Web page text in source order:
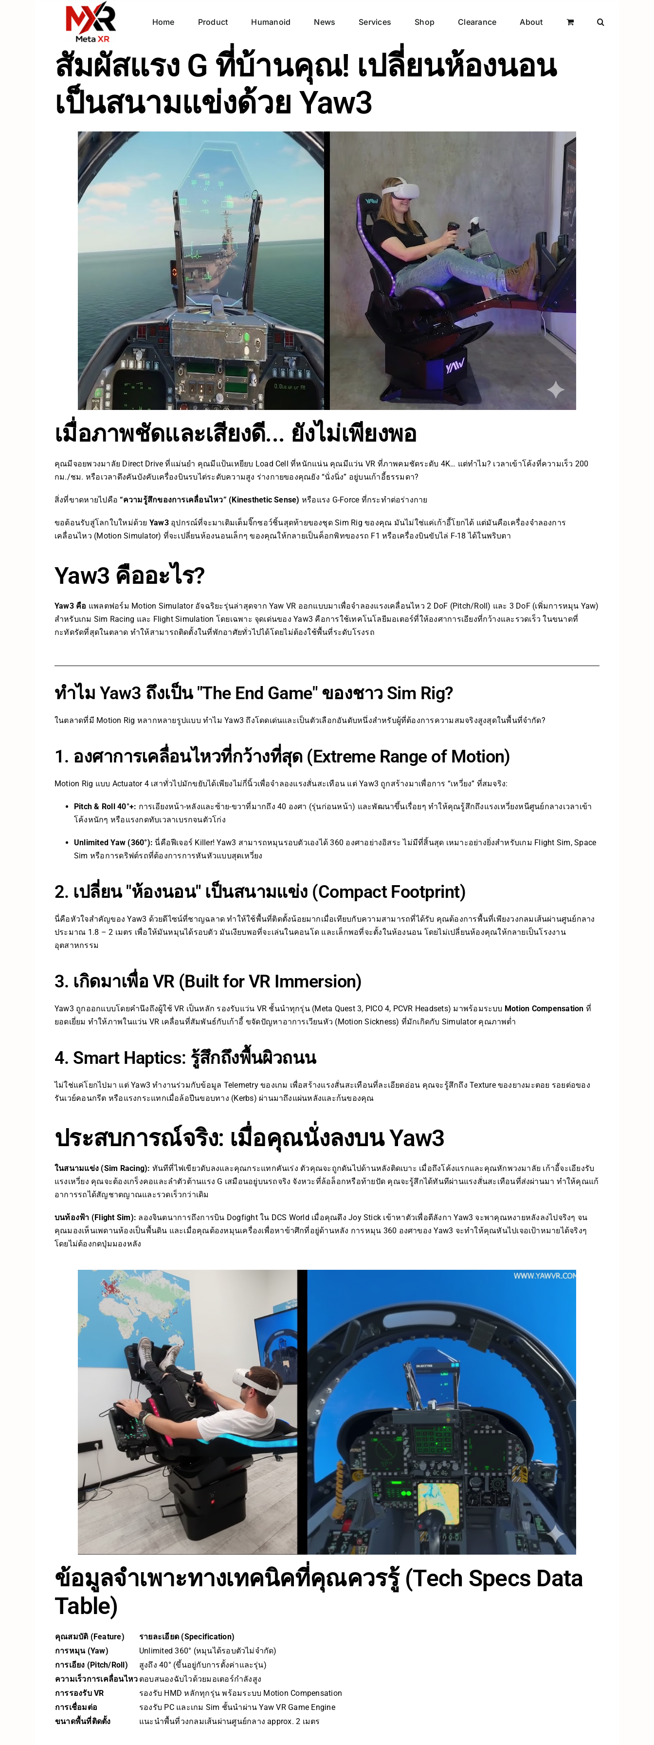
Home Product Humanoid News Services Shop Clearance About
สัมผัสแรง G ที่บ้านคุณ! เปลี่ยนห้องนอน
เป็นสนามแข่งด้วย Yaw3
เมื่อภาพชัดและเสียงดี... ยังไม่เพียงพอ
คุณมีจอยพวงมาลัย Direct Drive ที่แม่นยำ คุณมีแป้นเหยียบ Load Cell ที่หนักแน่น คุณมีแว่น VR ที่ภาพคมชัดระดับ 4K… แต่ทำไม? เวลาเข้าโค้งที่ความเร็ว 200
กม./ชม. หรือเวลาดึงคันบังคับเครื่องบินรบไต่ระดับความสูง ร่างกายของคุณยัง “นั่งนิ่ง” อยู่บนเก้าอี้ธรรมดา?
สิ่งที่ขาดหายไปคือ“ความรู้สึกของการเคลื่อนไหว” (Kinesthetic Sense) หรือแรง G-Force ที่กระทำต่อร่างกาย
ขอต้อนรับสู่โลกใบใหม่ด้วย Yaw3อุปกรณ์ที่จะมาเติมเต็มจิ๊กซอว์ชิ้นสุดท้ายของชุด Sim Rig ของคุณ มันไม่ใช่แค่เก้าอี้โยกได้ แต่มันคือเครื่องจำลองการ
เคลื่อนไหว (Motion Simulator) ที่จะเปลี่ยนห้องนอนเล็กๆ ของคุณให้กลายเป็นค็อกพิทของรถ F1 หรือเครื่องบินขับไล่ F-18 ได้ในพริบตา
Yaw3 คืออะไร?
Yaw3 คือ แพลตฟอร์ม Motion Simulator อัจฉริยะรุ่นล่าสุดจาก Yaw VR ออกแบบมาเพื่อจำลองแรงเคลื่อนไหว 2 DoF (Pitch/Roll) และ 3 DoF (เพิ่มการหมุน Yaw)
สำหรับเกม Sim Racing และ Flight Simulation โดยเฉพาะ จุดเด่นของ Yaw3 คือการใช้เทคโนโลยีมอเตอร์ที่ให้องศาการเอียงที่กว้างและรวดเร็ว ในขนาดที่
กะทัดรัดที่สุดในตลาด ทำให้สามารถติดตั้งในที่พักอาศัยทั่วไปได้โดยไม่ต้องใช้พื้นที่ระดับโรงรถ
ทำไม Yaw3 ถึงเป็น "The End Game" ของชาว Sim Rig?
ในตลาดที่มี Motion Rig หลากหลายรูปแบบ ทำไม Yaw3 ถึงโดดเด่นและเป็นตัวเลือกอันดับหนึ่งสำหรับผู้ที่ต้องการความสมจริงสูงสุดในพื้นที่จำกัด?
1. องศาการเคลื่อนไหวที่กว้างที่สุด (Extreme Range of Motion)
Motion Rig แบบ Actuator 4 เสาทั่วไปมักขยับได้เพียงไม่กี่นิ้วเพื่อจำลองแรงสั่นสะเทือน แต่ Yaw3 ถูกสร้างมาเพื่อการ “เหวี่ยง” ที่สมจริง:
Pitch & Roll 40°+: การเอียงหน้า-หลังและซ้าย-ขวาที่มากถึง 40 องศา (รุ่นก่อนหน้า) และพัฒนาขึ้นเรื่อยๆ ทำให้คุณรู้สึกถึงแรงเหวี่ยงหนีศูนย์กลางเวลาเข้า
โค้งหนักๆ หรือแรงกดทับเวลาเบรกจนตัวโก่ง
Unlimited Yaw (360°): นี่คือฟีเจอร์ Killer! Yaw3 สามารถหมุนรอบตัวเองได้ 360 องศาอย่างอิสระ ไม่มีที่สิ้นสุด เหมาะอย่างยิ่งสำหรับเกม Flight Sim, Space
Sim หรือการดริฟต์รถที่ต้องการการหันหัวแบบสุดเหวี่ยง
2. เปลี่ยน "ห้องนอน" เป็นสนามแข่ง (Compact Footprint)
นี่คือหัวใจสำคัญของ Yaw3 ด้วยดีไซน์ที่ชาญฉลาด ทำให้ใช้พื้นที่ติดตั้งน้อยมากเมื่อเทียบกับความสามารถที่ได้รับ คุณต้องการพื้นที่เพียงวงกลมเส้นผ่านศูนย์กลาง
ประมาณ 1.8 – 2 เมตร เพื่อให้มันหมุนได้รอบตัว มันเงียบพอที่จะเล่นในคอนโด และเล็กพอที่จะตั้งในห้องนอน โดยไม่เปลี่ยนห้องคุณให้กลายเป็นโรงงาน
อุตสาหกรรม
3. เกิดมาเพื่อ VR (Built for VR Immersion)
Yaw3 ถูกออกแบบโดยคำนึงถึงผู้ใช้ VR เป็นหลัก รองรับแว่น VR ชั้นนำทุกรุ่น (Meta Quest 3, PICO 4, PCVR Headsets) มาพร้อมระบบ Motion Compensation ที่
ยอดเยี่ยม ทำให้ภาพในแว่น VR เคลื่อนที่สัมพันธ์กับเก้าอี้ ขจัดปัญหาอาการเวียนหัว (Motion Sickness) ที่มักเกิดกับ Simulator คุณภาพต่ำ
4. Smart Haptics: รู้สึกถึงพื้นผิวถนน
ไม่ใช่แค่โยกไปมา แต่ Yaw3 ทำงานร่วมกับข้อมูล Telemetry ของเกม เพื่อสร้างแรงสั่นสะเทือนที่ละเอียดอ่อน คุณจะรู้สึกถึง Texture ของยางมะตอย รอยต่อของ
รันเวย์คอนกรีต หรือแรงกระแทกเมื่อล้อปีนขอบทาง (Kerbs) ผ่านมาถึงแผ่นหลังและก้นของคุณ
ประสบการณ์จริง: เมื่อคุณนั่งลงบน Yaw3
ในสนามแข่ง (Sim Racing): ทันทีที่ไฟเขียวดับลงและคุณกระแทกคันเร่ง ตัวคุณจะถูกดันไปด้านหลังติดเบาะ เมื่อถึงโค้งแรกและคุณหักพวงมาลัย เก้าอี้จะเอียงรับ
แรงเหวี่ยง คุณจะต้องเกร็งคอและลำตัวต้านแรง G เสมือนอยู่บนรถจริง จังหวะที่ล้อล็อกหรือท้ายปัด คุณจะรู้สึกได้ทันทีผ่านแรงสั่นสะเทือนที่ส่งผ่านมา ทำให้คุณแก้
อาการรถได้สัญชาตญาณและรวดเร็วกว่าเดิม
บนท้องฟ้า (Flight Sim): ลองจินตนาการถึงการบิน Dogfight ใน DCS World เมื่อคุณดึง Joy Stick เข้าหาตัวเพื่อตีลังกา Yaw3 จะพาคุณหงายหลังลงไปจริงๆ จน
คุณมองเห็นเพดานห้องเป็นพื้นดิน และเมื่อคุณต้องหมุนเครื่องเพื่อหาข้าศึกที่อยู่ด้านหลัง การหมุน 360 องศาของ Yaw3 จะทำให้คุณหันไปเจอเป้าหมายได้จริงๆ
โดยไม่ต้องกดปุ่มมองหลัง
ข้อมูลจำเพาะทางเทคนิคที่คุณควรรู้ (Tech Specs Data
Table)
คุณสมบัติ (Feature)
รายละเอียด (Specification)
การหมุน (Yaw)
Unlimited 360° (หมุนได้รอบตัวไม่จำกัด)
การเอียง (Pitch/Roll)
สูงถึง 40° (ขึ้นอยู่กับการตั้งค่าและรุ่น)
ความเร็วการเคลื่อนไหว ตอบสนองฉับไวด้วยมอเตอร์กำลังสูง
การรองรับ VR
รองรับ HMD หลักทุกรุ่น พร้อมระบบ Motion Compensation
การเชื่อมต่อ
รองรับ PC และเกม Sim ชั้นนำผ่าน Yaw VR Game Engine
ขนาดพื้นที่ติดตั้ง
แนะนำพื้นที่วงกลมเส้นผ่านศูนย์กลาง approx. 2 เมตร